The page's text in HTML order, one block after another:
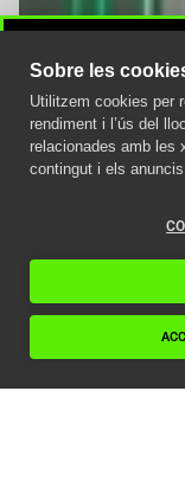
Sobre les
Utilitzem cookies per
rendiment i l’ús del
relacionades amb les
contingut i elsCom